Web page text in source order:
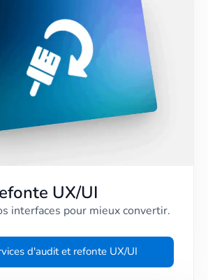
UX/UI
interfaces pour mieux convertir.
d'audit et refonte UX/UI